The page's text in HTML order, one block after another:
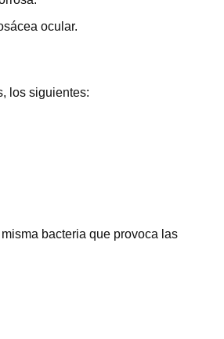
ocular.
los siguientes:
bacteria que provoca las